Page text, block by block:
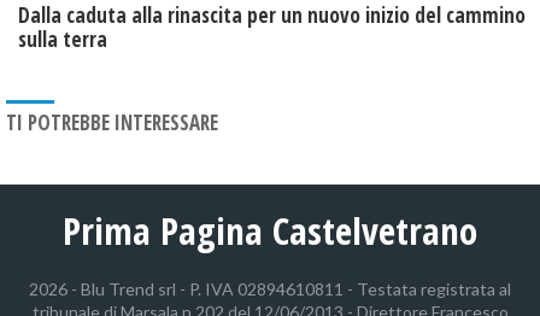
Dalla caduta alla rinascita per un nuovo inizio del cammino
sulla terra
TI POTREBBE INTERESSARE
Prima Pagina Castelvetrano
2026 - Blu Trend srl - P. IVA 02894610811 - Testata registrata al